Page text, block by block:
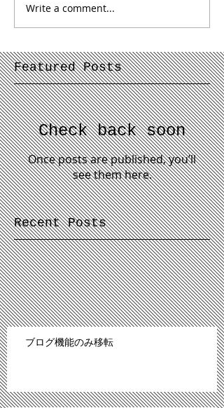
Write a comment...
Featured Posts
Check back soon
Once posts are published, you’ll
see them here.
Recent Posts
ブログ機能のみ移転